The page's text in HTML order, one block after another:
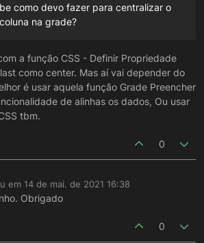
como devo fazer para centralizar o
na grade?
a função CSS - Definir Propriedade
como center. Mas aí vai depender do
é usar aquela função Grade Preencher
de alinhas os dados, Ou usar
tbm.
0
em 14 de mai. de 2021 16:38
por
Obrigado
0